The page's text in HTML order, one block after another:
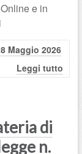
e in
Maggio 2026
Leggi tutto
di
n.